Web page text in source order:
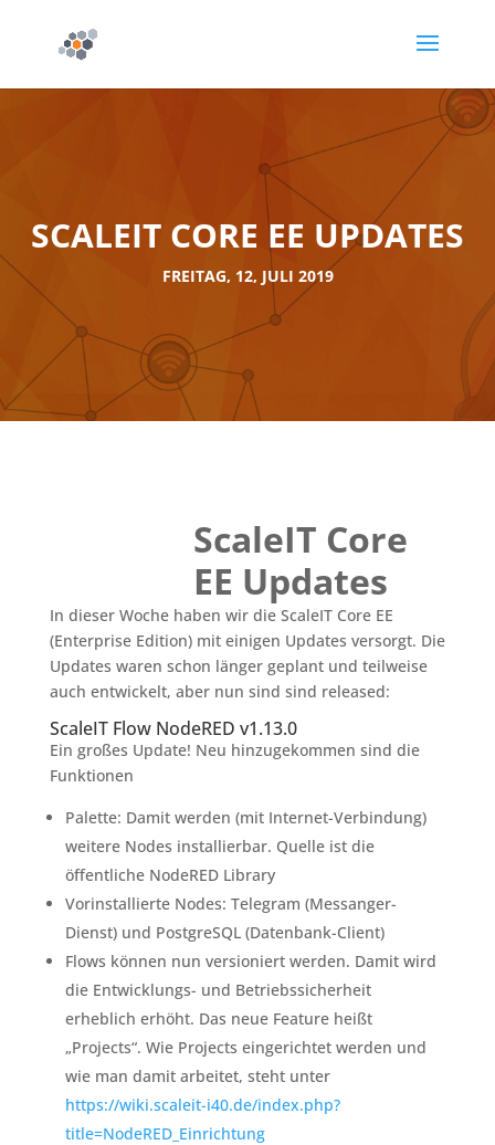
SCALEIT CORE EE UPDATES
FREITAG, 12, JULI 2019
ScaleIT Core
EE Updates
In dieser Woche haben wir die ScaleIT Core EE
(Enterprise Edition) mit einigen Updates versorgt. Die
Updates waren schon länger geplant und teilweise
auch entwickelt, aber nun sind sind released:
ScaleIT Flow NodeRED v1.13.0
Ein großes Update! Neu hinzugekommen sind die
Funktionen
Palette: Damit werden (mit Internet-Verbindung)
weitere Nodes installierbar. Quelle ist die
öffentliche NodeRED Library
Vorinstallierte Nodes: Telegram (Messanger-
Dienst) und PostgreSQL (Datenbank-Client)
Flows können nun versioniert werden. Damit wird
die Entwicklungs- und Betriebssicherheit
erheblich erhöht. Das neue Feature heißt
„Projects“. Wie Projects eingerichtet werden und
wie man damit arbeitet, steht unter
https://wiki.scaleit-i40.de/index.php?
title=NodeRED_Einrichtung